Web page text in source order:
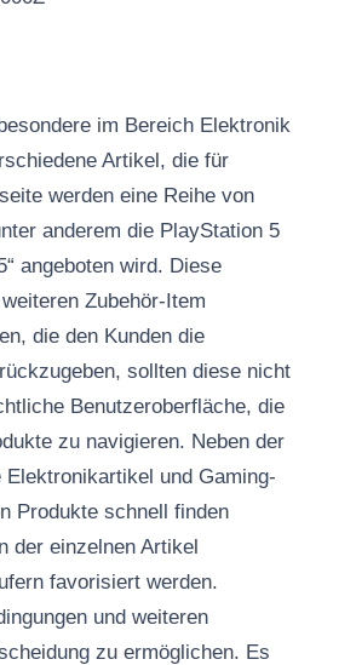
im Bereich Elektronik
Artikel, die für
werden eine Reihe von
anderem die PlayStation 5
angeboten wird. Diese
Zubehör-Item
die den Kunden die
sollten diese nicht
Benutzeroberfläche, die
zu navigieren. Neben der
und Gaming-
Produkte schnell finden
der einzelnen Artikel
favorisiert werden.
und weiteren
zu ermöglichen. Es